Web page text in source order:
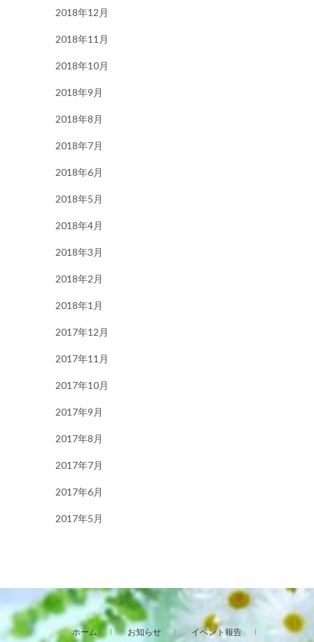
2018年12月
2018年11月
2018年10月
2018年9月
2018年8月
2018年7月
2018年6月
2018年5月
2018年4月
2018年3月
2018年2月
2018年1月
2017年12月
2017年11月
2017年10月
2017年9月
2017年8月
2017年7月
2017年6月
2017年5月
ホーム お知らせ イベント報告